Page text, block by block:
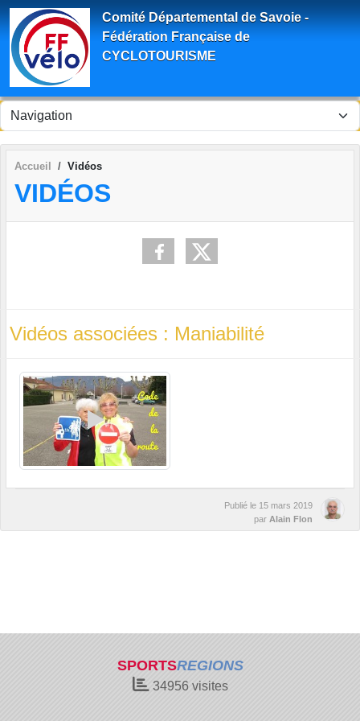
Comité Départemental de Savoie -
Fédération Française de
CYCLOTOURISME
Accueil Vidéos
VIDÉOS
Vidéos associées : Maniabilité
Publié le 15 mars 2019
par Alain Flon
SPORTSREGIONS
34956visites
Panneau de gestion des cookies